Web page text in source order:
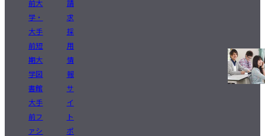
前大
学・
大手
前短
期大
学図
書館
大手
前フ
ァシ
請
求
採
用
情
報
サ
イ
ト
ポ